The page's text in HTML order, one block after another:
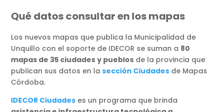
Qué datos consultar en los mapas
Los nuevos mapas que publica la Municipalidad de
Unquillo con el soporte de IDECOR se suman a 80
mapas de 35 ciudades y pueblos de la provincia que
publican sus datos en lasección Ciudades de Mapas
Córdoba.
IDECOR Ciudades es un programa que brinda